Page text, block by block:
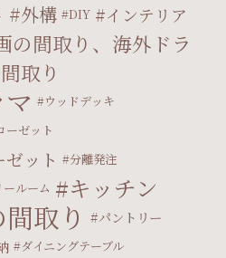
外構 DIY インテリア
の間取り、海外ドラ
取り
ウッドデッキ
ーゼット
ット 分離発注
ルーム キッチン
取り パントリー
ダイニングテーブル